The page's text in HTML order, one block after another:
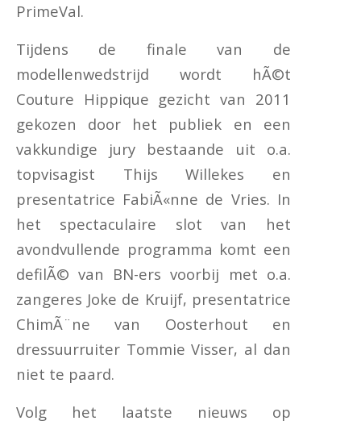
PrimeVal.
Tijdens de finale van de
modellenwedstrijd wordt hÃ©t
Couture Hippique gezicht van 2011
gekozen door het publiek en een
vakkundige jury bestaande uit o.a.
topvisagist Thijs Willekes en
presentatrice FabiÃ«nne de Vries. In
het spectaculaire slot van het
avondvullende programma komt een
defilÃ© van BN-ers voorbij met o.a.
zangeres Joke de Kruijf, presentatrice
ChimÃ¨ne van Oosterhout en
dressuurruiter Tommie Visser, al dan
niet te paard.
Volg het laatste nieuws op